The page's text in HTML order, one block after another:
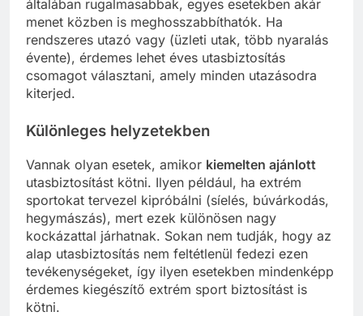
általában rugalmasabbak, egyes esetekben akár
menet közben is meghosszabbíthatók. Ha
rendszeres utazó vagy (üzleti utak, több nyaralás
évente), érdemes lehet éves utasbiztosítás
csomagot választani, amely minden utazásodra
kiterjed.
Különleges helyzetekben
Vannak olyan esetek, amikor kiemelten ajánlott
utasbiztosítást kötni. Ilyen például, ha extrém
sportokat tervezel kipróbálni (síelés, búvárkodás,
hegymászás), mert ezek különösen nagy
kockázattal járhatnak. Sokan nem tudják, hogy az
alap utasbiztosítás nem feltétlenül fedezi ezen
tevékenységeket, így ilyen esetekben mindenképp
érdemes kiegészítő extrém sport biztosítást is
kötni.